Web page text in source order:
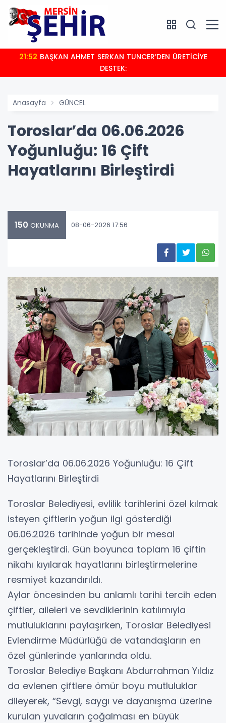
21:52
DESTEK:
Anasayfa GÜNCEL
Toroslar’da 06.06.2026
Yoğunluğu: 16 Çift
Hayatlarını Birleştirdi
150 OKUNMA 08-06-2026 17:56
Toroslar’da 06.06.2026 Yoğunluğu: 16 Çift
Hayatlarını Birleştirdi
Toroslar Belediyesi, evlilik tarihlerini özel kılmak
isteyen çiftlerin yoğun ilgi gösterdiği
06.06.2026 tarihinde yoğun bir mesai
gerçekleştirdi. Gün boyunca toplam 16 çiftin
nikahı kıyılarak hayatlarını birleştirmelerine
resmiyet kazandırıldı.
Aylar öncesinden bu anlamlı tarihi tercih eden
çiftler, aileleri ve sevdiklerinin katılımıyla
mutluluklarını paylaşırken, Toroslar Belediyesi
Evlendirme Müdürlüğü de vatandaşların en
özel günlerinde yanlarında oldu.
Toroslar Belediye Başkanı Abdurrahman Yıldız
da evlenen çiftlere ömür boyu mutluluklar
dileyerek, “Sevgi, saygı ve dayanışma üzerine
kurulan yuvaların çoğalması en büyük